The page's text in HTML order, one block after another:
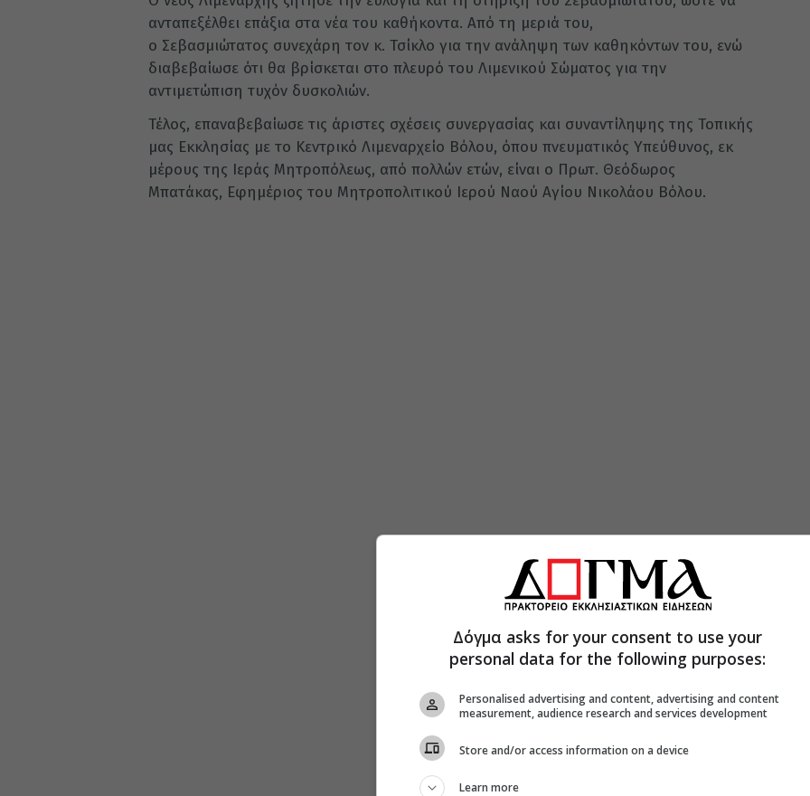
ανταπεξέλθει επάξια στα νέα του καθήκοντα. Από τη μεριά του,
ο Σεβασμιώτατος συνεχάρη τον κ. Τσίκλο για την ανάληψη των καθηκόντων του, ενώ
διαβεβαίωσε ότι θα βρίσκεται στο πλευρό του Λιμενικού Σώματος για την
αντιμετώπιση τυχόν δυσκολιών.
Τέλος, επαναβεβαίωσε τις άριστες σχέσεις συνεργασίας και συναντίληψης της Τοπικής
μας Εκκλησίας με το Κεντρικό Λιμεναρχείο Βόλου, όπου πνευματικός Υπεύθυνος, εκ
μέρους της Ιεράς Μητροπόλεως, από πολλών ετών, είναι ο Πρωτ. Θεόδωρος
Μπατάκας, Εφημέριος του Μητροπολιτικού Ιερού Ναού Αγίου Νικολάου Βόλου.
Δόγμα asks for your consent to use your
personal data for the following purposes:
Personalised advertising and content, advertising and content
measurement, audience research and services development
Store and/or access information on a device
Learn more